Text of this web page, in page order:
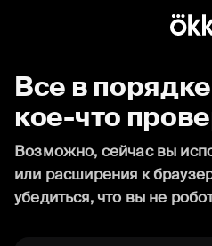
Все в
кое-что
Возможно, сейчас вы
или расширения к
убедиться, что вы не